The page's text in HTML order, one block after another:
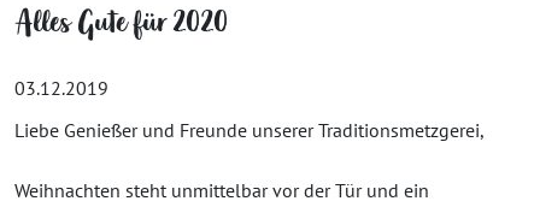
Alles Gute für 2020
03.12.2019
Liebe Genießer und Freunde unserer Traditionsmetzgerei,
Weihnachten steht unmittelbar vor der Tür und ein